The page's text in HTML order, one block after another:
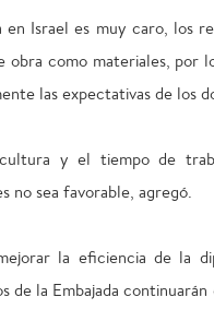
Israel es muy caro, los
obra como materiales, por
las expectativas de los
y el tiempo de
no sea favorable, agregó.
la eficiencia de la
de la Embajada